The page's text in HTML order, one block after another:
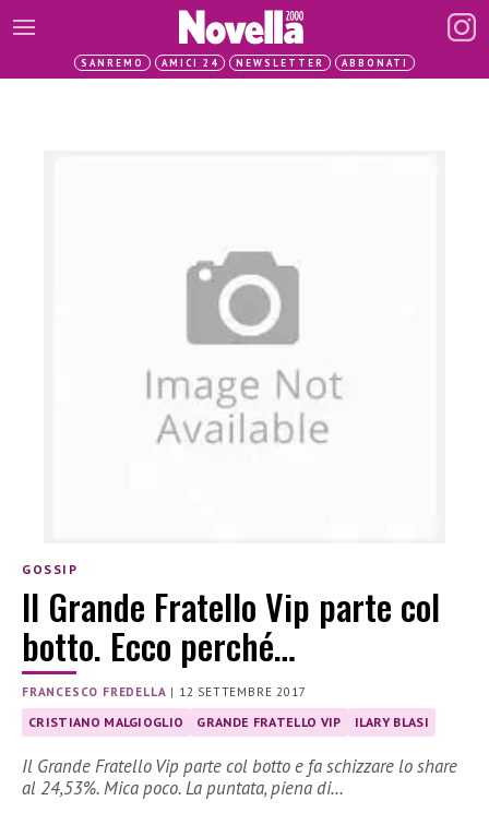
SANREMO AMICI 24 NEWSLETTER ABBONATI
GOSSIP
Il Grande Fratello Vip parte col
botto. Ecco perché…
FRANCESCO FREDELLA | 12 SETTEMBRE 2017
CRISTIANO MALGIOGLIO GRANDE FRATELLO VIP ILARY BLASI
Il Grande Fratello Vip parte col botto e fa schizzare lo share
al 24,53%. Mica poco. La puntata, piena di…